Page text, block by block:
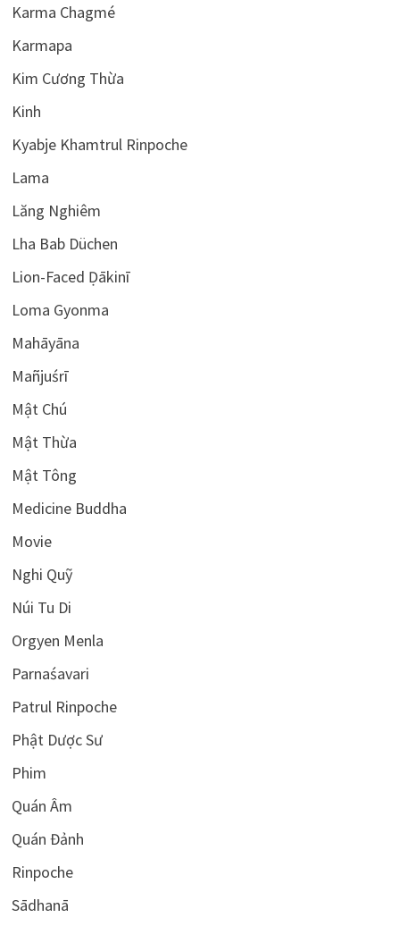
Karma Chagmé
Karmapa
Kim Cương Thừa
Kinh
Kyabje Khamtrul Rinpoche
Lama
Lăng Nghiêm
Lha Bab Düchen
Lion-Faced Ḍākinī
Loma Gyonma
Mahāyāna
Mañjuśrī
Mật Chú
Mật Thừa
Mật Tông
Medicine Buddha
Movie
Nghi Quỹ
Núi Tu Di
Orgyen Menla
Parnaśavari
Patrul Rinpoche
Phật Dược Sư
Phim
Quán Âm
Quán Đảnh
Rinpoche
Sādhanā